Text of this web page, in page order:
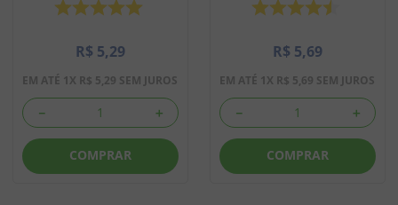
R$ 5,29
EM ATÉ 1X R$ 5,29 SEM JUROS
＋
－
COMPRAR
R$ 5,69
EM ATÉ 1X R$ 5,69 SEM JUROS
＋
－
COMPRAR